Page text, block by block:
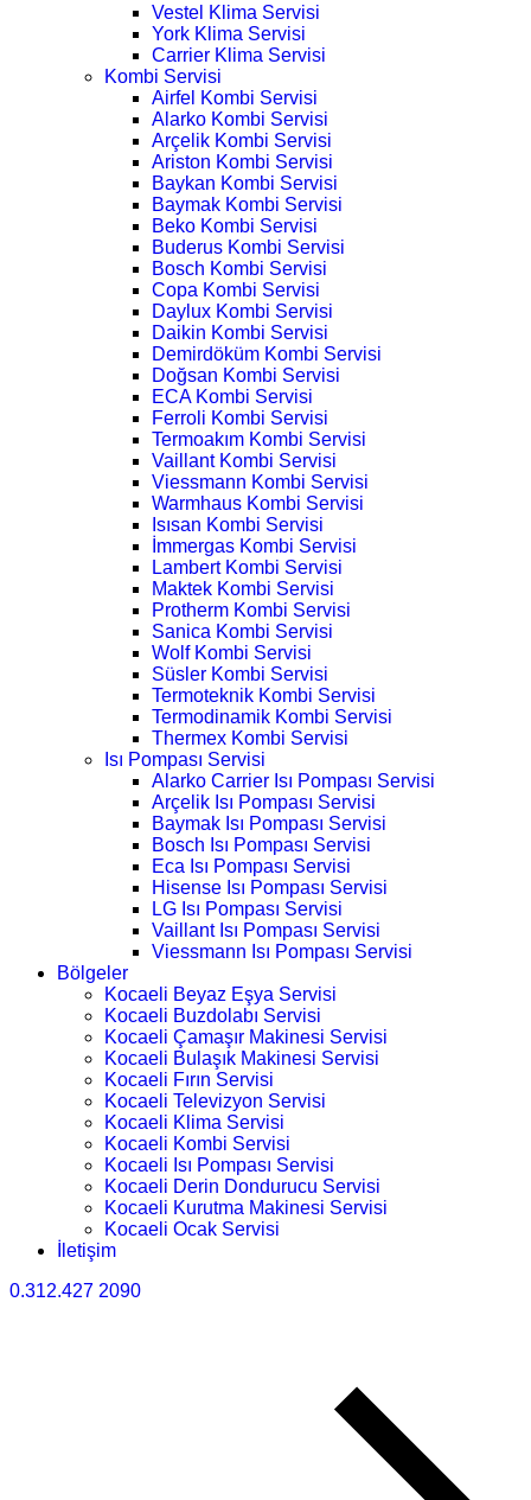
Vestel Klima Servisi
York Klima Servisi
Carrier Klima Servisi
Kombi Servisi
Airfel Kombi Servisi
Alarko Kombi Servisi
Arçelik Kombi Servisi
Ariston Kombi Servisi
Baykan Kombi Servisi
Baymak Kombi Servisi
Beko Kombi Servisi
Buderus Kombi Servisi
Bosch Kombi Servisi
Copa Kombi Servisi
Daylux Kombi Servisi
Daikin Kombi Servisi
Demirdöküm Kombi Servisi
Doğsan Kombi Servisi
ECA Kombi Servisi
Ferroli Kombi Servisi
Termoakım Kombi Servisi
Vaillant Kombi Servisi
Viessmann Kombi Servisi
Warmhaus Kombi Servisi
Isısan Kombi Servisi
İmmergas Kombi Servisi
Lambert Kombi Servisi
Maktek Kombi Servisi
Protherm Kombi Servisi
Sanica Kombi Servisi
Wolf Kombi Servisi
Süsler Kombi Servisi
Termoteknik Kombi Servisi
Termodinamik Kombi Servisi
Thermex Kombi Servisi
Isı Pompası Servisi
Alarko Carrier Isı Pompası Servisi
Arçelik Isı Pompası Servisi
Baymak Isı Pompası Servisi
Bosch Isı Pompası Servisi
Eca Isı Pompası Servisi
Hisense Isı Pompası Servisi
LG Isı Pompası Servisi
Vaillant Isı Pompası Servisi
Viessmann Isı Pompası Servisi
Bölgeler
Kocaeli Beyaz Eşya Servisi
Kocaeli Buzdolabı Servisi
Kocaeli Çamaşır Makinesi Servisi
Kocaeli Bulaşık Makinesi Servisi
Kocaeli Fırın Servisi
Kocaeli Televizyon Servisi
Kocaeli Klima Servisi
Kocaeli Kombi Servisi
Kocaeli Isı Pompası Servisi
Kocaeli Derin Dondurucu Servisi
Kocaeli Kurutma Makinesi Servisi
Kocaeli Ocak Servisi
İletişim
0.312.427 2090